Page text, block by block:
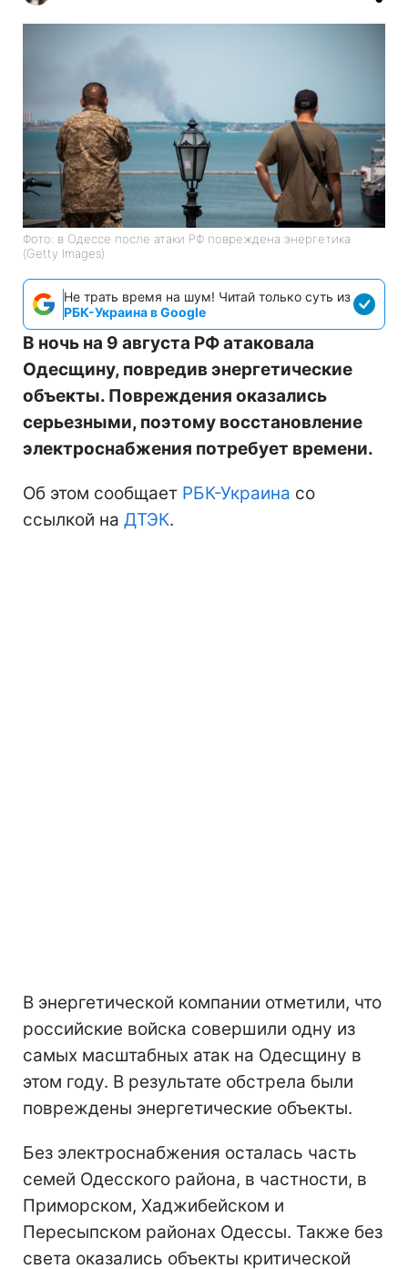
Фото: в Одессе после атаки РФ повреждена энергетика
(Getty Images)
Не трать время на шум! Читай только суть из
РБК-Украина в Google
В ночь на 9 августа РФ атаковала
Одесщину, повредив энергетические
объекты. Повреждения оказались
серьезными, поэтому восстановление
электроснабжения потребует времени.
Об этом сообщает РБК-Украина со
ссылкой на ДТЭК.
В энергетической компании отметили, что
российские войска совершили одну из
самых масштабных атак на Одесщину в
этом году. В результате обстрела были
повреждены энергетические объекты.
Без электроснабжения осталась часть
семей Одесского района, в частности, в
Приморском, Хаджибейском и
Пересыпском районах Одессы. Также без
света оказались объекты критической